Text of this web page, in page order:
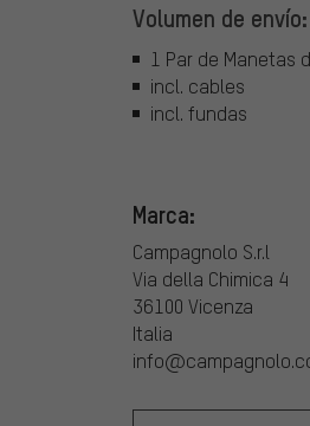
Volumen de envío:
1 Par de Manetas
incl. cables
incl. fundas
Marca:
Campagnolo S.r.l
Via della Chimica 4
36100 Vicenza
Italia